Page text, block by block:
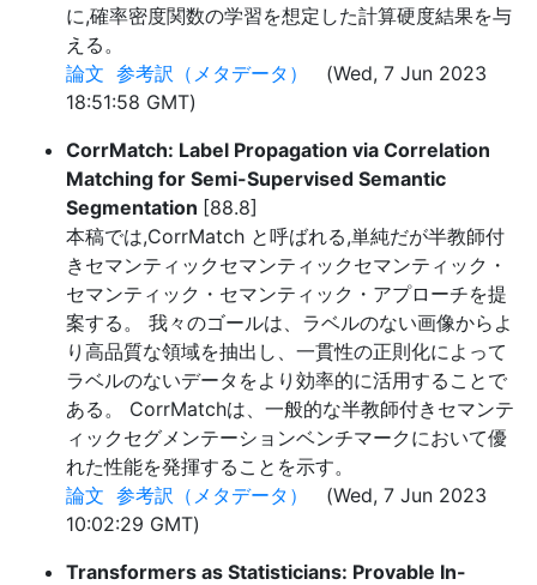
に,確率密度関数の学習を想定した計算硬度結果を与
える。
論文 参考訳（メタデータ）
(Wed, 7 Jun 2023
18:51:58 GMT)
CorrMatch: Label Propagation via Correlation
Matching for Semi-Supervised Semantic
Segmentation [88.8]
本稿では,CorrMatch と呼ばれる,単純だが半教師付
きセマンティックセマンティックセマンティック・
セマンティック・セマンティック・アプローチを提
案する。 我々のゴールは、ラベルのない画像からよ
り高品質な領域を抽出し、一貫性の正則化によって
ラベルのないデータをより効率的に活用することで
ある。 CorrMatchは、一般的な半教師付きセマンテ
ィックセグメンテーションベンチマークにおいて優
れた性能を発揮することを示す。
論文 参考訳（メタデータ）
(Wed, 7 Jun 2023
10:02:29 GMT)
Transformers as Statisticians: Provable In-